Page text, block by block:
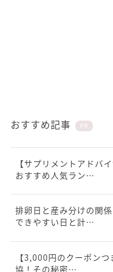
おすすめ記事 PR
【サプリメントアドバ
おすすめ人気ラン…
排卵日と産み分けの関
できやすい日と計…
【3,000円のクーポン
協！その秘密…